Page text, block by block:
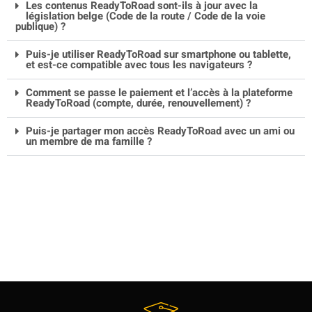
Les contenus ReadyToRoad sont-ils à jour avec la
législation belge (Code de la route / Code de la voie
publique) ?
Puis-je utiliser ReadyToRoad sur smartphone ou tablette,
et est-ce compatible avec tous les navigateurs ?
Comment se passe le paiement et l’accès à la plateforme
ReadyToRoad (compte, durée, renouvellement) ?
Puis-je partager mon accès ReadyToRoad avec un ami ou
un membre de ma famille ?